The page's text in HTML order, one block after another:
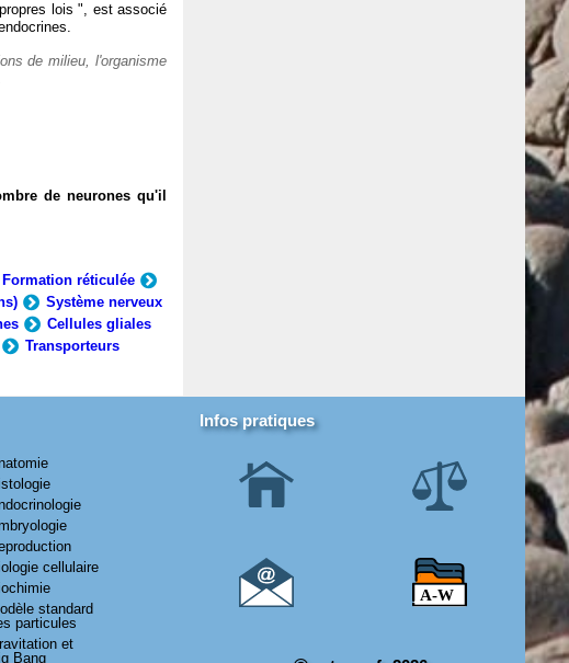
lois ", est associé
de milieu, l'organisme
de neurones qu'il
Formation réticulée
Système nerveux
Cellules gliales
Transporteurs
cellulaire
standard
particules
et
Bang
Infos pratiques